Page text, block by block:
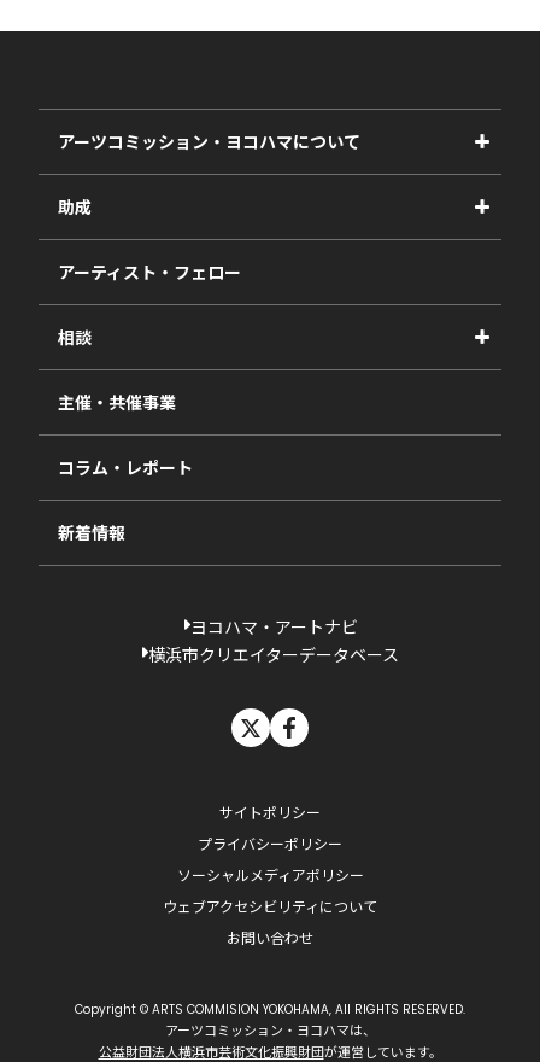
アーツコミッション・ヨコハマについて
事業紹介
事業報告書
助成
2027年度
2026年度
2025年度
2024年度
2023年度
過去の採択一覧
アーティスト・フェロー
相談
視察・ヒアリング・研究
相談依頼フォーム
主催・共催事業
コラム・レポート
新着情報
ヨコハマ・アートナビ
横浜市クリエイターデータベース
サイトポリシー
プライバシーポリシー
ソーシャルメディアポリシー
ウェブアクセシビリティについて
お問い合わせ
Copyright © ARTS COMMISION YOKOHAMA, All RIGHTS RESERVED.
アーツコミッション・ヨコハマは、
公益財団法人横浜市芸術文化振興財団が運営しています。